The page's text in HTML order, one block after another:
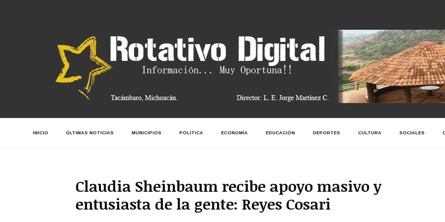
INICIO ÚLTIMAS NOTICIAS MUNICIPIOS POLÍTICA ECONOMÍA EDUCACIÓN DEPORTES CULTURA SOCIALES
Claudia Sheinbaum recibe apoyo masivo y
entusiasta de la gente: Reyes Cosari